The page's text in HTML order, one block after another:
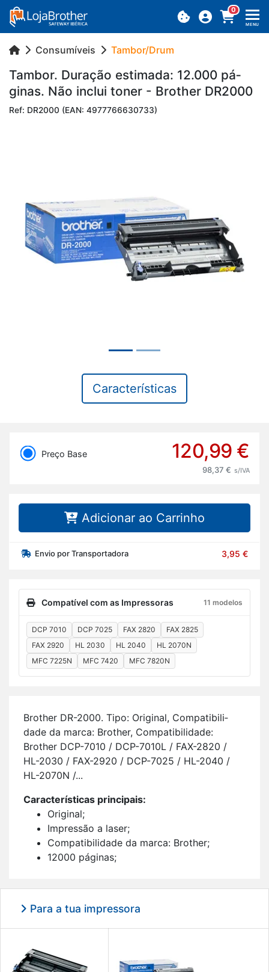
0
MENU
Consumíveis Tambor/Drum
Tambor. Du­ração es­ti­mada: 12.000 pá­
ginas. Não in­clui toner - Brother DR2000
Ref: DR2000 (EAN: 4977766630733)
Previous
Características
Preço Base 120,99 €
98,37 € s/IVA
Adicionar ao Carrinho
Envio por Transportadora 3,95 €
Compatível com as Impressoras 11 modelos
DCP 7010 DCP 7025 FAX 2820
FAX 2825
FAX 2920
HL 2030 HL 2040
HL 2070N
MFC 7225N
MFC 7420 MFC 7820N
Brother DR-2000. Tipo: Ori­ginal, Com­pa­ti­bi­li­
dade da marca: Brother, Com­pa­ti­bi­li­dade:
Brother DCP-7010 / DCP-7010L / FAX-2820 /
HL-2030 / FAX-2920 / DCP-7025 / HL-2040 /
HL-2070N /...
Ca­rac­te­rís­ticas prin­ci­pais:
Ori­ginal;
Im­pressão a laser;
Com­pa­ti­bi­li­dade da marca: Brother;
12000 pá­ginas;
Para a tua impressora